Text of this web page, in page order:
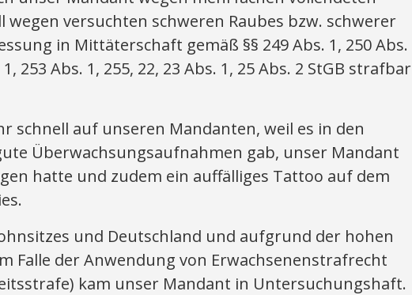
wegen versuchten schweren Raubes bzw. schwerer
in Mittäterschaft gemäß §§ 249 Abs. 1, 250 Abs.
253 Abs. 1, 255, 22, 23 Abs. 1, 25 Abs. 2 StGB strafbar
schnell auf unseren Mandanten, weil es in den
Überwachsungsaufnahmen gab, unser Mandant
hatte und zudem ein auffälliges Tattoo auf dem
und Deutschland und aufgrund der hohen
Falle der Anwendung von Erwachsenenstrafrecht
kam unser Mandant in Untersuchungshaft.